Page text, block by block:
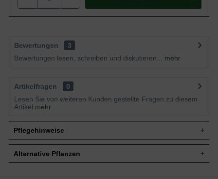
Bewertungen
3
Bewertungen lesen, schreiben und diskutieren...
mehr
Artikelfragen
0
Lesen Sie von weiteren Kunden gestellte Fragen zu diesem
Artikel mehr
Pflegehinweise
Pflanz- und Pflegetipps Hydrangea macrophylla
Alternative Pflanzen